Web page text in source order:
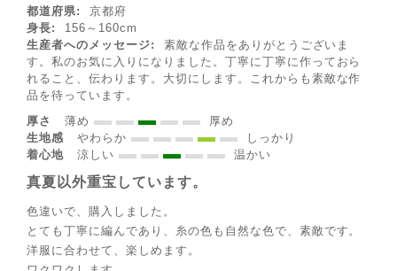
都道府県:
京都府
身長:
156～160cm
生産者へのメッセージ:
素敵な作品をありがとうございま
す。私のお気に入りになりました。丁寧に丁寧に作っておら
れること、伝わります。大切にします。これからも素敵な作
品を待っています。
厚さ
薄め
厚め
生地感
やわらか
しっかり
着心地
涼しい 温かい
真夏以外重宝しています。
色違いで、購入しました。
とても丁寧に編んであり、糸の色も自然な色で、素敵です。
洋服に合わせて、楽しめます。